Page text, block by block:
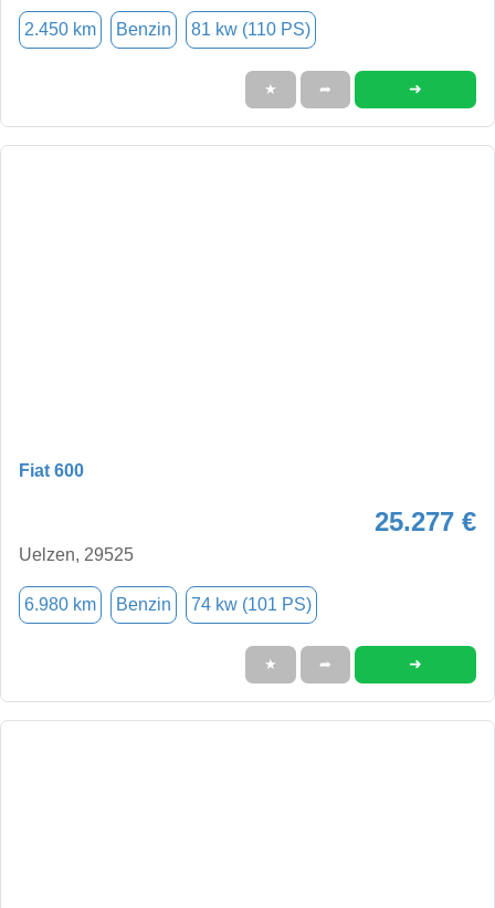
2.450 km Benzin 81 kw (110 PS)
★ ➦ ➜
Fiat 600
25.277 €
Uelzen, 29525
6.980 km Benzin 74 kw (101 PS)
★ ➦ ➜